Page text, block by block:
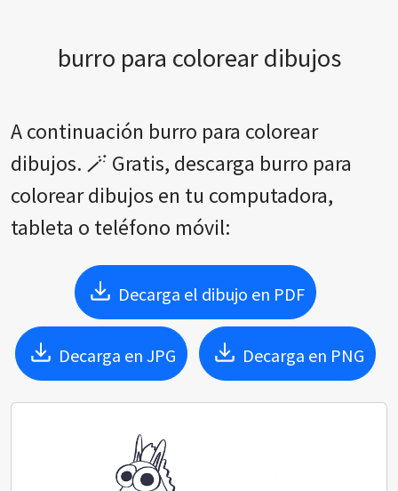
burro para colorear dibujos
A continuación burro para colorear
dibujos. 🪄 Gratis, descarga burro para
colorear dibujos en tu computadora,
tableta o teléfono móvil:
Decarga el dibujo en PDF
Decarga en JPG Decarga en PNG